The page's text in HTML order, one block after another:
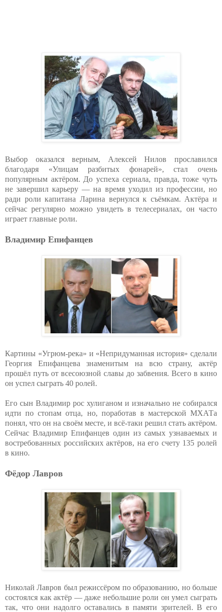
Выбор оказался верным, Алексей Нилов прославился
благодаря «Улицам разбитых фонарей», стал очень
популярным актёром. До успеха сериала, правда, тоже чуть
не завершил карьеру — на время уходил из профессии, но
ради роли капитана Ларина вернулся к съёмкам. Актёра и
сейчас регулярно можно увидеть в телесериалах, он часто
играет главные роли.
Владимир Епифанцев
Картины «Угрюм-река» и «Непридуманная история» сделали
Георгия Епифанцева знаменитым на всю страну, актёр
прошёл путь от всесоюзной славы до забвения. Всего в кино
он успел сыграть 40 ролей.
Его сын Владимир рос хулиганом и изначально не собирался
идти по стопам отца, но, поработав в мастерской МХАТа
понял, что он на своём месте, и всё-таки решил стать актёром.
Сейчас Владимир Епифанцев один из самых узнаваемых и
востребованных российских актёров, на его счету 135 ролей
в кино.
Фёдор Лавров
Николай Лавров был режиссёром по образованию, но больше
состоялся как актёр — даже небольшие роли он умел сыграть
так, что они надолго оставались в памяти зрителей. В его